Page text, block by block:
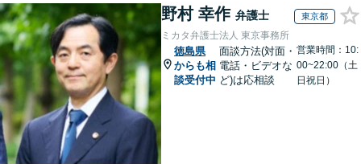
野村 幸作 弁護士 東京都
ミカタ弁護士法人 東京事務所
徳島県
からも相
談受付中
面談方法(対面・
電話・ビデオな
ど)は応相談
営業時間：10:
00~22:00（土
日祝日）